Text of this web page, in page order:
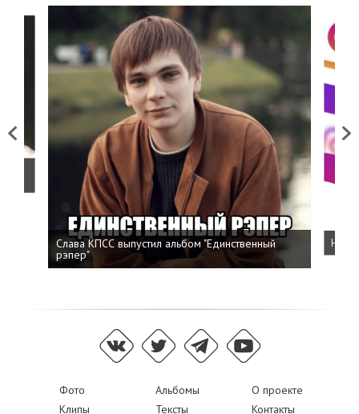
Previous
Слава КПСС выпустил альбом "Единственный
рэпер"
Next
Фото Альбомы
О проекте
Клипы
Тексты Контакты